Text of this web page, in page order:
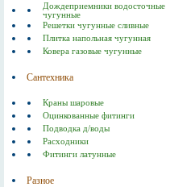
Дождеприемники водосточные
чугунные
Решетки чугунные сливные
Плитка напольная чугунная
Ковера газовые чугунные
Сантехника
Краны шаровые
Оцинкованные фитинги
Подводка д/воды
Расходники
Фитинги латунные
Разное